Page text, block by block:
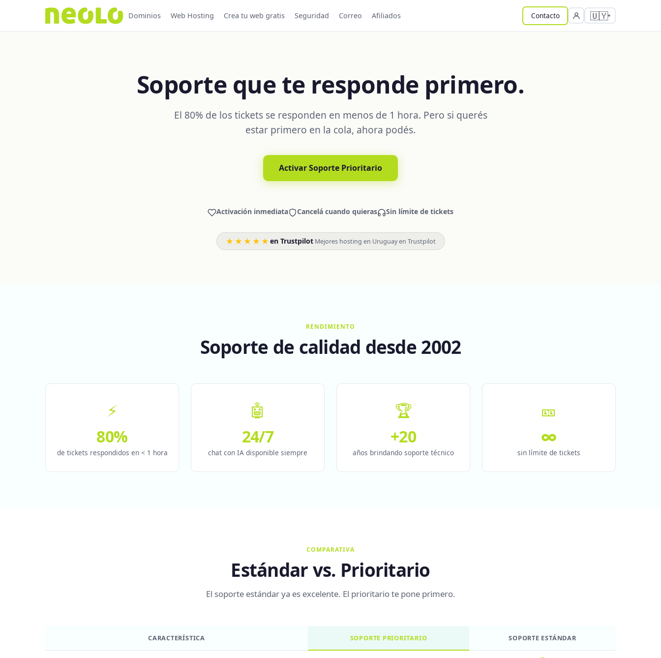
Dominios Web Hosting Crea tu web gratis Seguridad Correo Afiliados Contacto 🇺🇾
Soporte que te responde primero.
El 80% de los tickets se responden en menos de 1 hora. Pero si querés
estar primero en la cola, ahora podés.
Activar Soporte Prioritario
Activación inmediata Cancelá cuando quieras Sin límite de tickets
★★★★★ en Trustpilot· Mejores hosting en Uruguay en Trustpilot
RENDIMIENTO
Soporte de calidad desde 2002
⚡
80%
de tickets respondidos en < 1 hora
🤖
24/7
chat con IA disponible siempre
🏆
+20
años brindando soporte técnico
🎫
∞
sin límite de tickets
COMPARATIVA
Estándar vs. Prioritario
El soporte estándar ya es excelente. El prioritario te pone primero.
CARACTERÍSTICA SOPORTE PRIORITARIO SOPORTE ESTÁNDAR